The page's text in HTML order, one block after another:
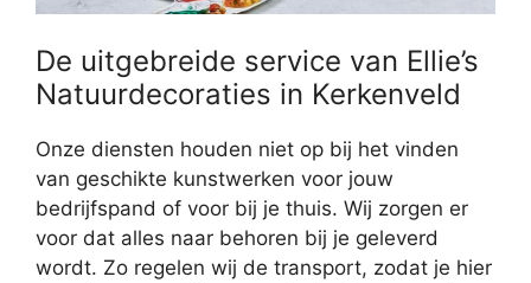
De uitgebreide service van Ellie’s
Natuurdecoraties in Kerkenveld
Onze diensten houden niet op bij het vinden
van geschikte kunstwerken voor jouw
bedrijfspand of voor bij je thuis. Wij zorgen er
voor dat alles naar behoren bij je geleverd
wordt. Zo regelen wij de transport, zodat je hier